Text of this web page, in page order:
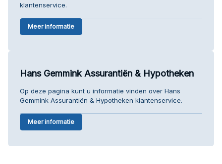
klantenservice.
Meer informatie
Hans Gemmink Assurantiën & Hypotheken
Op deze pagina kunt u informatie vinden over Hans
Gemmink Assurantiën & Hypotheken klantenservice.
Meer informatie